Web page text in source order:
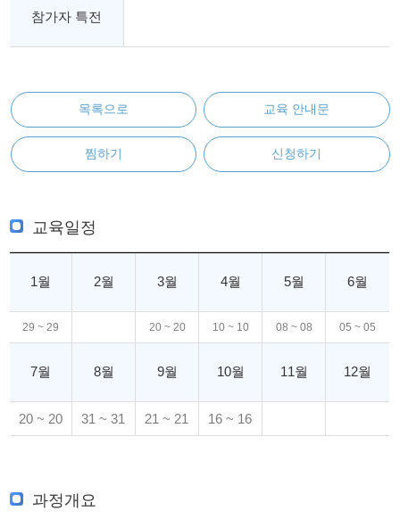
참가자 특전
목록으로 교육 안내문
찜하기 신청하기
교육일정
1월 2월 3월 4월 5월 6월
29 ~ 29 20 ~ 20 10 ~ 10 08 ~ 08 05 ~ 05
7월 8월 9월 10월 11월 12월
20 ~ 20 31 ~ 31 21 ~ 21 16 ~ 16
과정개요